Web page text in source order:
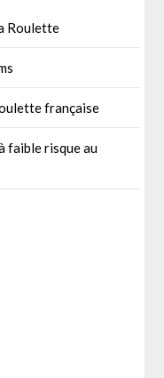
Roulette
française
faible risque au